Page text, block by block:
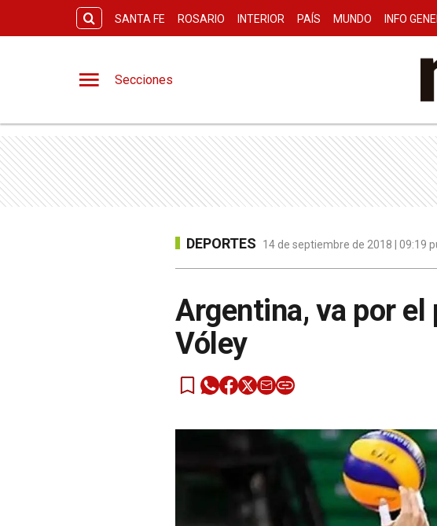
SANTA FE ROSARIO INTERIOR PAÍS MUNDO INFO
Secciones
DEPORTES 14 de septiembre de 2018 | 09:19
Argentina, va por
Vóley